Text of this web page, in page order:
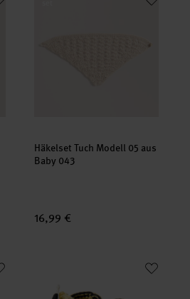
Häkelset Tuch Modell 05 aus
Baby 043
16,99 €
Hase
Ricorumi Häkelset Baby